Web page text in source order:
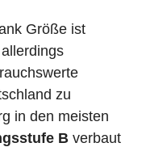
Größe ist
zu
in den meisten
B verbaut